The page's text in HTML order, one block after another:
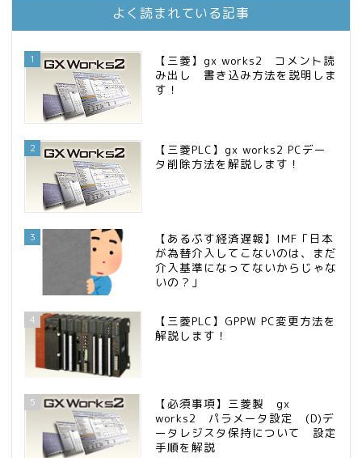
FPが実践するお金の知恵を磨く勉強会
よく読まれている記事
1
【三菱】gx works2 コメント読
み出し 書き込み方法を説明しま
す！
2
【三菱PLC】gx works2 PCデー
タ削除方法を解説します！
3
【あるぷす経済遅報】IMF「日本
が為替介入してこないのは、まだ
介入基準になってないからじゃな
いの？」
4
【三菱PLC】GPPW PC変更方法を
解説します！
5
【必須事項】三菱製 gx
works2 パラメータ設定 (D)デ
ータレジスタ保持について 設定
手順を解説